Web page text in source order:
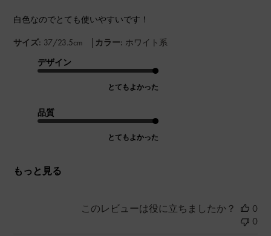
白色なのでとても使いやすいです！
サイズ: 37/23.5cm | カラー: ホワイト系
デザイン
とてもよかった
品質
とてもよかった
もっと見る
このレビューは役に立ちましたか？
0
0